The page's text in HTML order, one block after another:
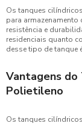
Os tanques
para
resistência e
residenciais quanto
desse tipo de tanque
Vantagens do
Polietileno
Os tanques